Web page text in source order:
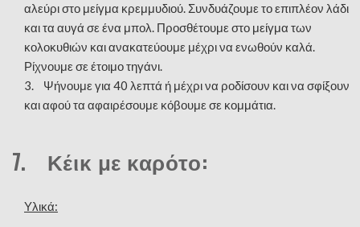
αλεύρι στο μείγμα κρεμμυδιού. Συνδυάζουμε το επιπλέον λάδι
και τα αυγά σε ένα μπολ. Προσθέτουμε στο μείγμα των
κολοκυθιών και ανακατεύουμε μέχρι να ενωθούν καλά.
Ρίχνουμε σε έτοιμο τηγάνι.
3. Ψήνουμε για 40 λεπτά ή μέχρι να ροδίσουν και να σφίξουν
και αφού τα αφαιρέσουμε κόβουμε σε κομμάτια.
7. Κέικ με καρότο:
Υλικά: